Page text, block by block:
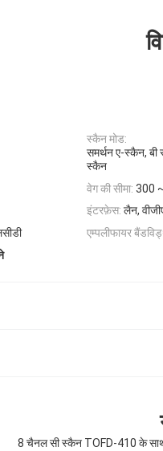
स्कैन मोड:
समर्थन ए-स्कैन, बी
स्कैन
वेग की सीमा: 300
इंटरफ़ेस: लैन,
एम्पलीफायर
8 चैनल सी स्कैन TOFD-410 के साथ